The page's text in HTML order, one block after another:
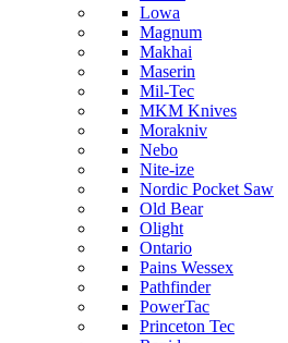
Lowa
Magnum
Makhai
Maserin
Mil-Tec
MKM Knives
Morakniv
Nebo
Nite-ize
Nordic Pocket Saw
Old Bear
Olight
Ontario
Pains Wessex
Pathfinder
PowerTac
Princeton Tec